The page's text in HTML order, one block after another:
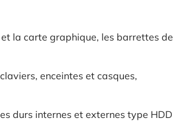
la carte graphique, les barrettes de
enceintes et casques,
durs internes et externes type HDD